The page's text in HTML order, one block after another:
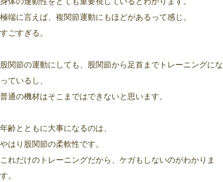
極端に言えば、複関節運動にもほどがあるって感じ。
すごすぎる。
股関節の運動にしても、股関節から足首までトレーニングにな
っているし、
普通の機材はそこまではできないと思います。
年齢とともに大事になるのは、
やはり股関節の柔軟性です。
これだけのトレーニングだから、ケガもしないのがわかりま
す。